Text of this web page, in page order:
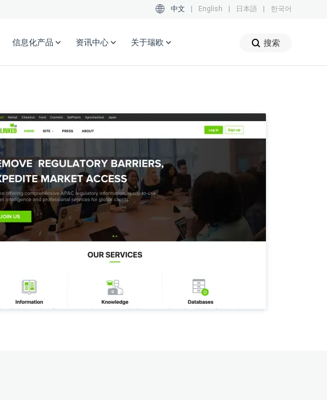
中文 English 日本語 한국어
信息化产品 资讯中心 关于瑞欧 搜索